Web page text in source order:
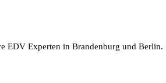
EDV Experten in Brandenburg und Berlin.